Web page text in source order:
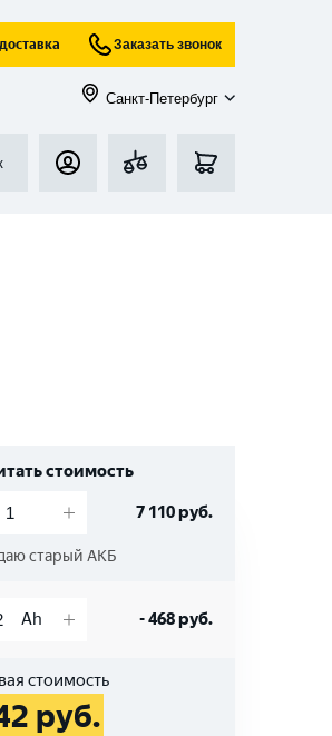
Заказать звонок
Санкт-Петербург
стоимость
7 110руб.
старый АКБ
-468руб.
стоимость
руб.